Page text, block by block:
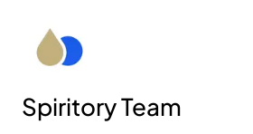
Spiritory Team